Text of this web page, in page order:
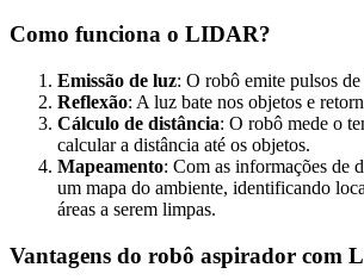
Como funciona o LIDAR?
Emissão de luz: O robô emite pulsos de
Reflexão: A luz bate nos objetos e
Cálculo de distância: O robô mede o
calcular a distância até os objetos.
Mapeamento: Com as informações de
um mapa do ambiente, identificando
áreas a serem limpas.
Vantagens do robô aspirador com